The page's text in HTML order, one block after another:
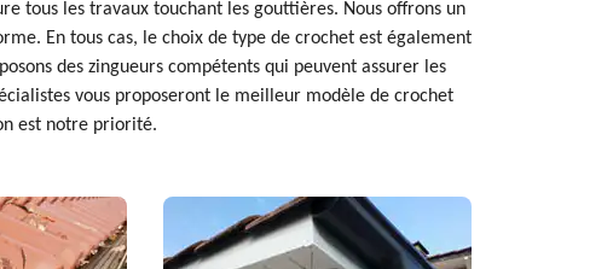
tous les travaux touchant les gouttières. Nous offrons un
En tous cas, le choix de type de crochet est également
des zingueurs compétents qui peuvent assurer les
vous proposeront le meilleur modèle de crochet
est notre priorité.